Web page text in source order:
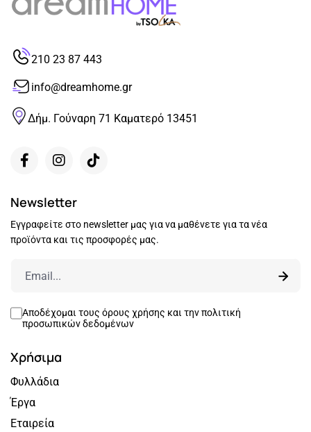
210 23 87 443
info@dreamhome.gr
Δήμ. Γούναρη 71 Καματερό 13451
Newsletter
Εγγραφείτε στο newsletter μας για να μαθένετε για τα νέα
προϊόντα και τις προσφορές μας.
Αποδέχομαι τους όρους χρήσης και τηνπολιτική
προσωπικών δεδομένων
Χρήσιμα
Φυλλάδια
Έργα
Εταιρεία